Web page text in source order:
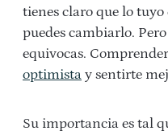
tienes claro que lo
puedes cambiarlo.
equivocas.
optimista y sentirte
Su importancia es tal